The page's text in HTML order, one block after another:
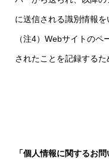
に送信される識別情報を
（注4）Webサイトの
されたことを記録するた
「個人情報に関するお問